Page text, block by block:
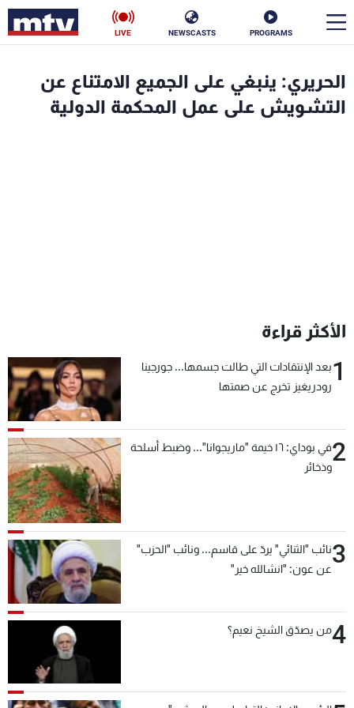
PROGRAMS
NEWSCASTS
LIVE
الحريري: ينبغي على الجميع الامتناع عن
التشويش على عمل المحكمة الدولية
الأكثر قراءة
1بعد الإنتقادات التي طالت جسمها... جورجينا
رودريغيز تخرج عن صمتها
2
في بوداي: ١٦ خيمة "ماريجوانا"... وضبط أسلحة
وذخائر
3نائب "الثنائي" يردّ على قاسم... ونائب "الحزب"
عن عون: "انشالله خير"
4من يصدّق الشيخ نعيم؟
الأخبار
البرامج
شاهد البرامج
الترددات
عن MTV
الإنـتـاج
لاعلاناتكم
وظائف
شروط الإسـتخدام
سياسة الخصوصية